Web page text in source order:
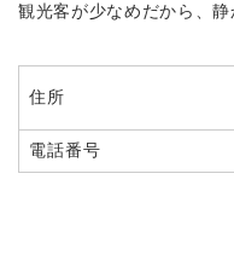
観光客が少なめだから、
住所
電話番号